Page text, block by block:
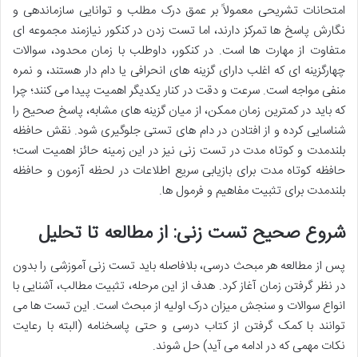
امتحانات تشریحی معمولاً بر عمق درک مطلب و توانایی سازماندهی و
نگارش پاسخ ها تمرکز دارند، اما تست زدن در کنکورنیازمند مجموعه ای
متفاوت از مهارت ها است. در کنکور، داوطلب با زمان محدود، سوالات
چهارگزینه ای که اغلب دارای گزینه های انحرافی یا دام دار هستند، و نمره
منفی مواجه است. سرعت و دقت در کنار یکدیگر اهمیت پیدا می کنند؛ چرا
که باید در کمترین زمان ممکن، از میان گزینه های مشابه، پاسخ صحیح را
شناسایی کرده و از افتادن در دام های تستی جلوگیری شود. نقش حافظه
بلندمدت و کوتاه مدت در تست زنی نیز در این زمینه حائز اهمیت است؛
حافظه کوتاه مدت برای بازیابی سریع اطلاعات در لحظه آزمون و حافظه
بلندمدت برای تثبیت مفاهیم و فرمول ها.
شروع صحیح تست زنی: از مطالعه تا تحلیل
پس از مطالعه هر مبحث درسی، بلافاصله باید تست زنی آموزشی را بدون
در نظر گرفتن زمان آغاز کرد. هدف از این مرحله، تثبیت مطالب، آشنایی با
انواع سوالات و سنجش میزان درک اولیه از مبحث است. این تست ها می
توانند با کمک گرفتن از کتاب درسی و حتی پاسخنامه (البته با رعایت
نکات مهمی که در ادامه می آید) حل شوند.